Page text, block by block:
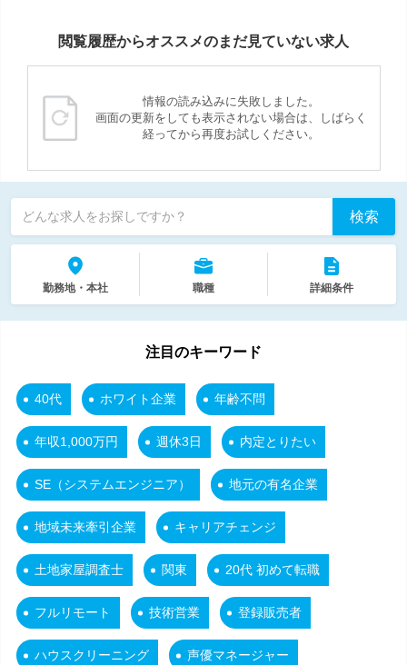
閲覧履歴からオススメのまだ見ていない求人
情報の読み込みに失敗しました。
画面の更新をしても表示されない場合は、しばらく
経ってから再度お試しください。
どんな求人をお探しですか？ 検索
勤務地・本社 職種 詳細条件
注目のキーワード
40代 ホワイト企業 年齢不問
年収1,000万円 週休3日 内定とりたい
SE（システムエンジニア） 地元の有名企業
地域未来牽引企業 キャリアチェンジ
土地家屋調査士 関東 20代 初めて転職
フルリモート 技術営業 登録販売者
ハウスクリーニング 声優マネージャー